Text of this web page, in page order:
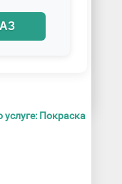
Покраска